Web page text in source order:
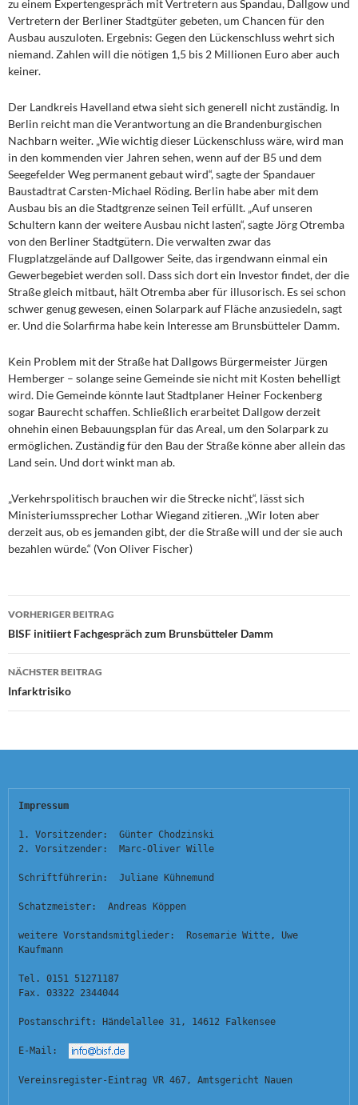
zu einem Expertengespräch mit Vertretern aus Spandau, Dallgow und
Vertretern der Berliner Stadtgüter gebeten, um Chancen für den
Ausbau auszuloten. Ergebnis: Gegen den Lückenschluss wehrt sich
niemand. Zahlen will die nötigen 1,5 bis 2 Millionen Euro aber auch
keiner.
Der Landkreis Havelland etwa sieht sich generell nicht zuständig. In
Berlin reicht man die Verantwortung an die Brandenburgischen
Nachbarn weiter. „Wie wichtig dieser Lückenschluss wäre, wird man
in den kommenden vier Jahren sehen, wenn auf der B5 und dem
Seegefelder Weg permanent gebaut wird“, sagte der Spandauer
Baustadtrat Carsten-Michael Röding. Berlin habe aber mit dem
Ausbau bis an die Stadtgrenze seinen Teil erfüllt. „Auf unseren
Schultern kann der weitere Ausbau nicht lasten“, sagte Jörg Otremba
von den Berliner Stadtgütern. Die verwalten zwar das
Flugplatzgelände auf Dallgower Seite, das irgendwann einmal ein
Gewerbegebiet werden soll. Dass sich dort ein Investor findet, der die
Straße gleich mitbaut, hält Otremba aber für illusorisch. Es sei schon
schwer genug gewesen, einen Solarpark auf Fläche anzusiedeln, sagt
er. Und die Solarfirma habe kein Interesse am Brunsbütteler Damm.
Kein Problem mit der Straße hat Dallgows Bürgermeister Jürgen
Hemberger – solange seine Gemeinde sie nicht mit Kosten behelligt
wird. Die Gemeinde könnte laut Stadtplaner Heiner Fockenberg
sogar Baurecht schaffen. Schließlich erarbeitet Dallgow derzeit
ohnehin einen Bebauungsplan für das Areal, um den Solarpark zu
ermöglichen. Zuständig für den Bau der Straße könne aber allein das
Land sein. Und dort winkt man ab.
„Verkehrspolitisch brauchen wir die Strecke nicht“, lässt sich
Ministeriumssprecher Lothar Wiegand zitieren. „Wir loten aber
derzeit aus, ob es jemanden gibt, der die Straße will und der sie auch
bezahlen würde.“ (Von Oliver Fischer)
Beitragsnavigation
VORHERIGER BEITRAG
BISF initiiert Fachgespräch zum Brunsbütteler Damm
NÄCHSTER BEITRAG
Infarktrisiko
Impressum
1. Vorsitzender:  Günter Chodzinski
2. Vorsitzender:  Marc-Oliver Wille
Schriftführerin:  Juliane Kühnemund
Schatzmeister:  Andreas Köppen
weitere Vorstandsmitglieder:  Rosemarie Witte, Uwe
Kaufmann
Tel. 0151 51271187
Fax. 03322 2344044
Postanschrift: Händelallee 31, 14612 Falkensee
E-Mail:
Vereinsregister-Eintrag VR 467, Amtsgericht Nauen